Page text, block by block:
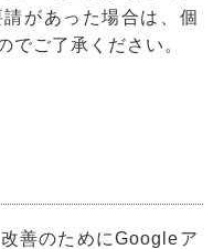
があった場合は、個
でご了承ください。
善のためにGoogleア